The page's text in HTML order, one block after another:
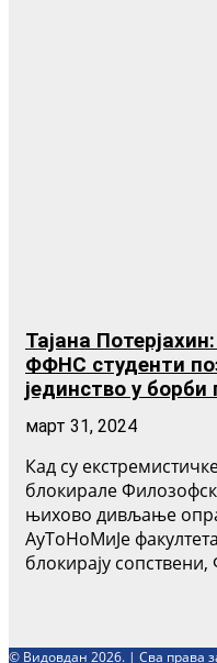
Тајана
ФФНС студенти
јединство у
март 31, 2024
Кад су
блокирале
њихово дивљање
АуТоНоМиЈе
блокирају
© Видовдан 2026. | Сва права